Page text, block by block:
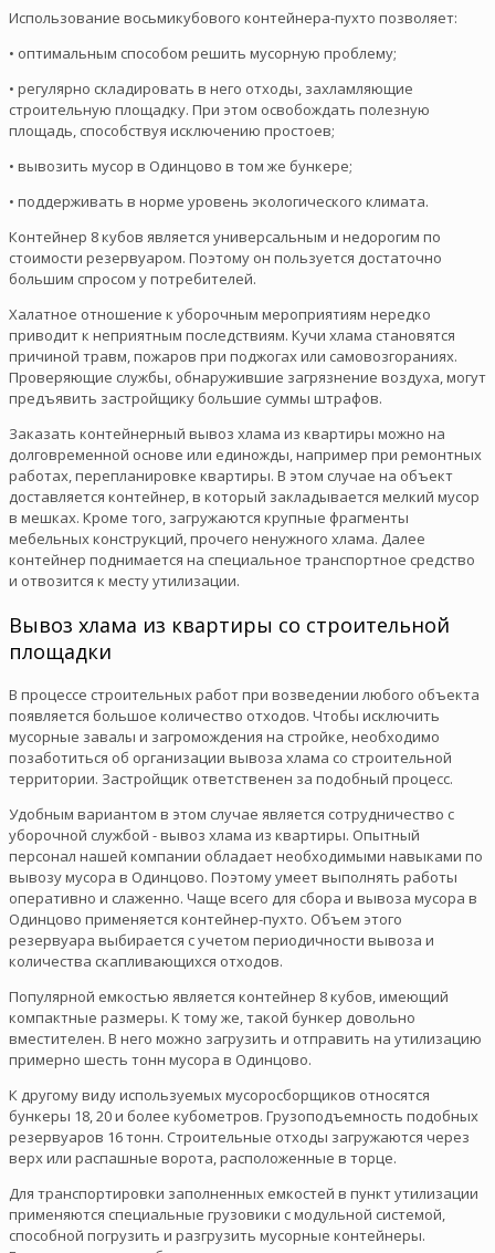
Использование восьмикубового контейнера-пухто позволяет:
• оптимальным способом решить мусорную проблему;
• регулярно складировать в него отходы, захламляющие
строительную площадку. При этом освобождать полезную
площадь, способствуя исключению простоев;
• вывозить мусор в Одинцово в том же бункере;
• поддерживать в норме уровень экологического климата.
Контейнер 8 кубов является универсальным и недорогим по
стоимости резервуаром. Поэтому он пользуется достаточно
большим спросом у потребителей.
Халатное отношение к уборочным мероприятиям нередко
приводит к неприятным последствиям. Кучи хлама становятся
причиной травм, пожаров при поджогах или самовозгораниях.
Проверяющие службы, обнаружившие загрязнение воздуха, могут
предъявить застройщику большие суммы штрафов.
Заказать контейнерный вывоз хлама из квартиры можно на
долговременной основе или единожды, например при ремонтных
работах, перепланировке квартиры. В этом случае на объект
доставляется контейнер, в который закладывается мелкий мусор
в мешках. Кроме того, загружаются крупные фрагменты
мебельных конструкций, прочего ненужного хлама. Далее
контейнер поднимается на специальное транспортное средство
и отвозится к месту утилизации.
Вывоз хлама из квартиры со строительной
площадки
В процессе строительных работ при возведении любого объекта
появляется большое количество отходов. Чтобы исключить
мусорные завалы и загромождения на стройке, необходимо
позаботиться об организации вывоза хлама со строительной
территории. Застройщик ответственен за подобный процесс.
Удобным вариантом в этом случае является сотрудничество с
уборочной службой - вывоз хлама из квартиры. Опытный
персонал нашей компании обладает необходимыми навыками по
вывозу мусора в Одинцово. Поэтому умеет выполнять работы
оперативно и слаженно. Чаще всего для сбора и вывоза мусора в
Одинцово применяется контейнер-пухто. Объем этого
резервуара выбирается с учетом периодичности вывоза и
количества скапливающихся отходов.
Популярной емкостью является контейнер 8 кубов, имеющий
компактные размеры. К тому же, такой бункер довольно
вместителен. В него можно загрузить и отправить на утилизацию
примерно шесть тонн мусора в Одинцово.
К другому виду используемых мусоросборщиков относятся
бункеры 18, 20 и более кубометров. Грузоподъемность подобных
резервуаров 16 тонн. Строительные отходы загружаются через
верх или распашные ворота, расположенные в торце.
Для транспортировки заполненных емкостей в пункт утилизации
применяются специальные грузовики с модульной системой,
способной погрузить и разгрузить мусорные контейнеры.